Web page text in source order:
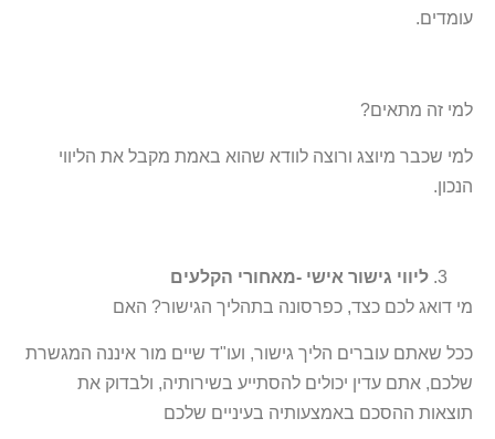
עומדים.
למי זה מתאים?
למי שכבר מיוצג ורוצה לוודא שהוא באמת מקבל את הליווי
הנכון.
ליווי גישור אישי -מאחורי הקלעים
מי דואג לכם כצד, כפרסונה בתהליך הגישור? האם
ככל שאתם עוברים הליך גישור, ועו"ד שיים מור איננה המגשרת
שלכם, אתם עדין יכולים להסתייע בשירותיה, ולבדוק את
תוצאות ההסכם באמצעותיה בעיניים שלכם